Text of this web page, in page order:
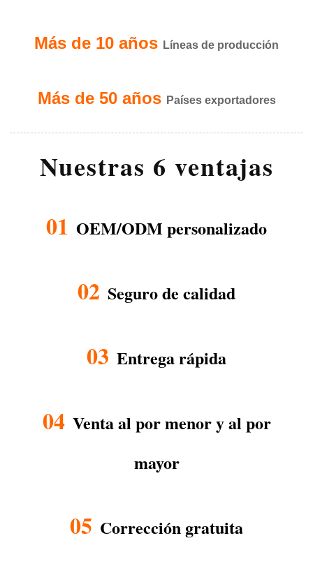
Más de 10 años Líneas de producción
Más de 50 años Países exportadores
Nuestras 6 ventajas
01 OEM/ODM personalizado
02 Seguro de calidad
03 Entrega rápida
04 Venta al por menor y al por
mayor
05 Corrección gratuita